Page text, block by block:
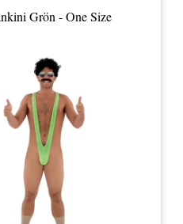
Grön - One Size